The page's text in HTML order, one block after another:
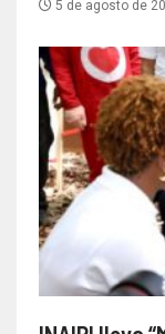
5 de agosto de